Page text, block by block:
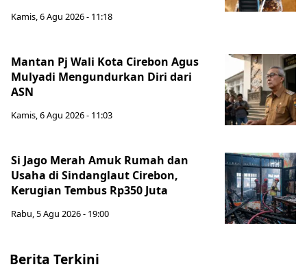
Kamis, 6 Agu 2026 - 11:18
Mantan Pj Wali Kota Cirebon Agus
Mulyadi Mengundurkan Diri dari
ASN
Kamis, 6 Agu 2026 - 11:03
Si Jago Merah Amuk Rumah dan
Usaha di Sindanglaut Cirebon,
Kerugian Tembus Rp350 Juta
Rabu, 5 Agu 2026 - 19:00
Berita Terkini